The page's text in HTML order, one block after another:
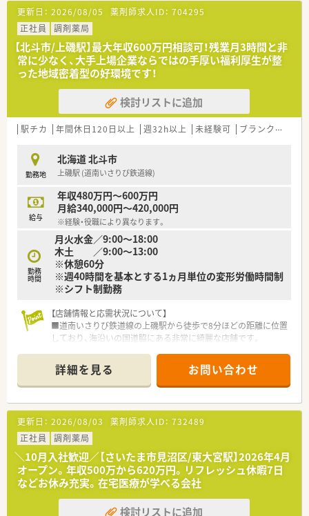
者様が多く、地域に根ざした親しみやすい薬局環境です。
■2階には広々とした充分なスペースの休憩室が完備されてお
り、オンとオフをしっかりと切り替えて休息を取ることができま
す。
【想定されるキャリアイメージ】
■個人の志向に合わせて、支店長や支社長を目指すマネジメント
キャリアと、専門性を極めるスペシャリストキャリアが選べま
■DI委員会への参加により現場の意見を反映させた採用薬品の
選定に関われるなど、臨床以外の分野でも活躍の幅を広げられま
■アロマテラピー検定などの薬剤師以外の資格取得に対しても
手当が支給されるなど、自己研鑽を会社が強力に支援します。
更新日： 2026/08/05 薬剤師求人ID： 704295
正社員
調剤薬局
【北斗市/上磯駅】最大年収600万円相談可！残業月3時間と非
常に少なく、大手上場企業ならではの手厚い福利厚生が整
った地域密着型の好環境です！
検討リストに追加
駅チカ 年間休日120日以上 週32h以上 未経験可 ブランク可
勤務地
北海道 北斗市
上磯駅 (道南いさりび鉄道線)
給与
年収480万円～600万円
月給340,000円～420,000円
※経験・役職により異なります。
勤務
時間
月火水金／9:00～18:00
木土 ／9:00～13:00
※休憩60分
※週40時間を基本とする1ヵ月単位の変形労働時間制
※シフト制勤務
【店舗情報と応需状況について】
■道南いさりび鉄道線の上磯駅から徒歩で8分ほどの距離に位置
しており、海沿いの国道脇にある非常に綺麗な店舗です。
日あたり40枚から80枚程度の処方箋に対応しています。
■現在は薬剤師2名と事務スタッフにて運営されており、1人あ
たりの処方箋処理枚数は約30枚前後とゆとりある体制です。
【想定される業務内容】
■外来での調剤や監査、服薬指導をメインに担当していただき、
患者様とのコミュニケーションを軸とした業務にあたります。
■在宅業務に関しては本社社員が配達を担当するため、薬剤師は
店舗内での調剤や監査業務に専念することが可能な仕組みで
す。
■最新の監査システムを導入しているため、ヒューマンエラーを
未然に防ぎながら、安心して日々の業務に取り組める環境です。
詳細を見る お問い合わせ
更新日： 2026/08/03 薬剤師求人ID： 732489
正社員
調剤薬局
＼10月入社歓迎／【さいたま市見沼区/東大宮駅】2026年4月
オープン。年収500万から620万円。リフレッシュ休暇7日
などお休み充実。在宅医療が学べる会社
検討リストに追加